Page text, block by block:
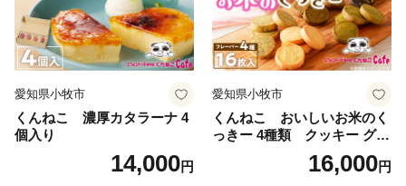
愛知県小牧市
くんねこ 濃厚カタラーナ 4
個入り
14,000円
愛知県小牧市
くんねこ おいしいお米のく
っきー 4種類 クッキー グル
16,000円